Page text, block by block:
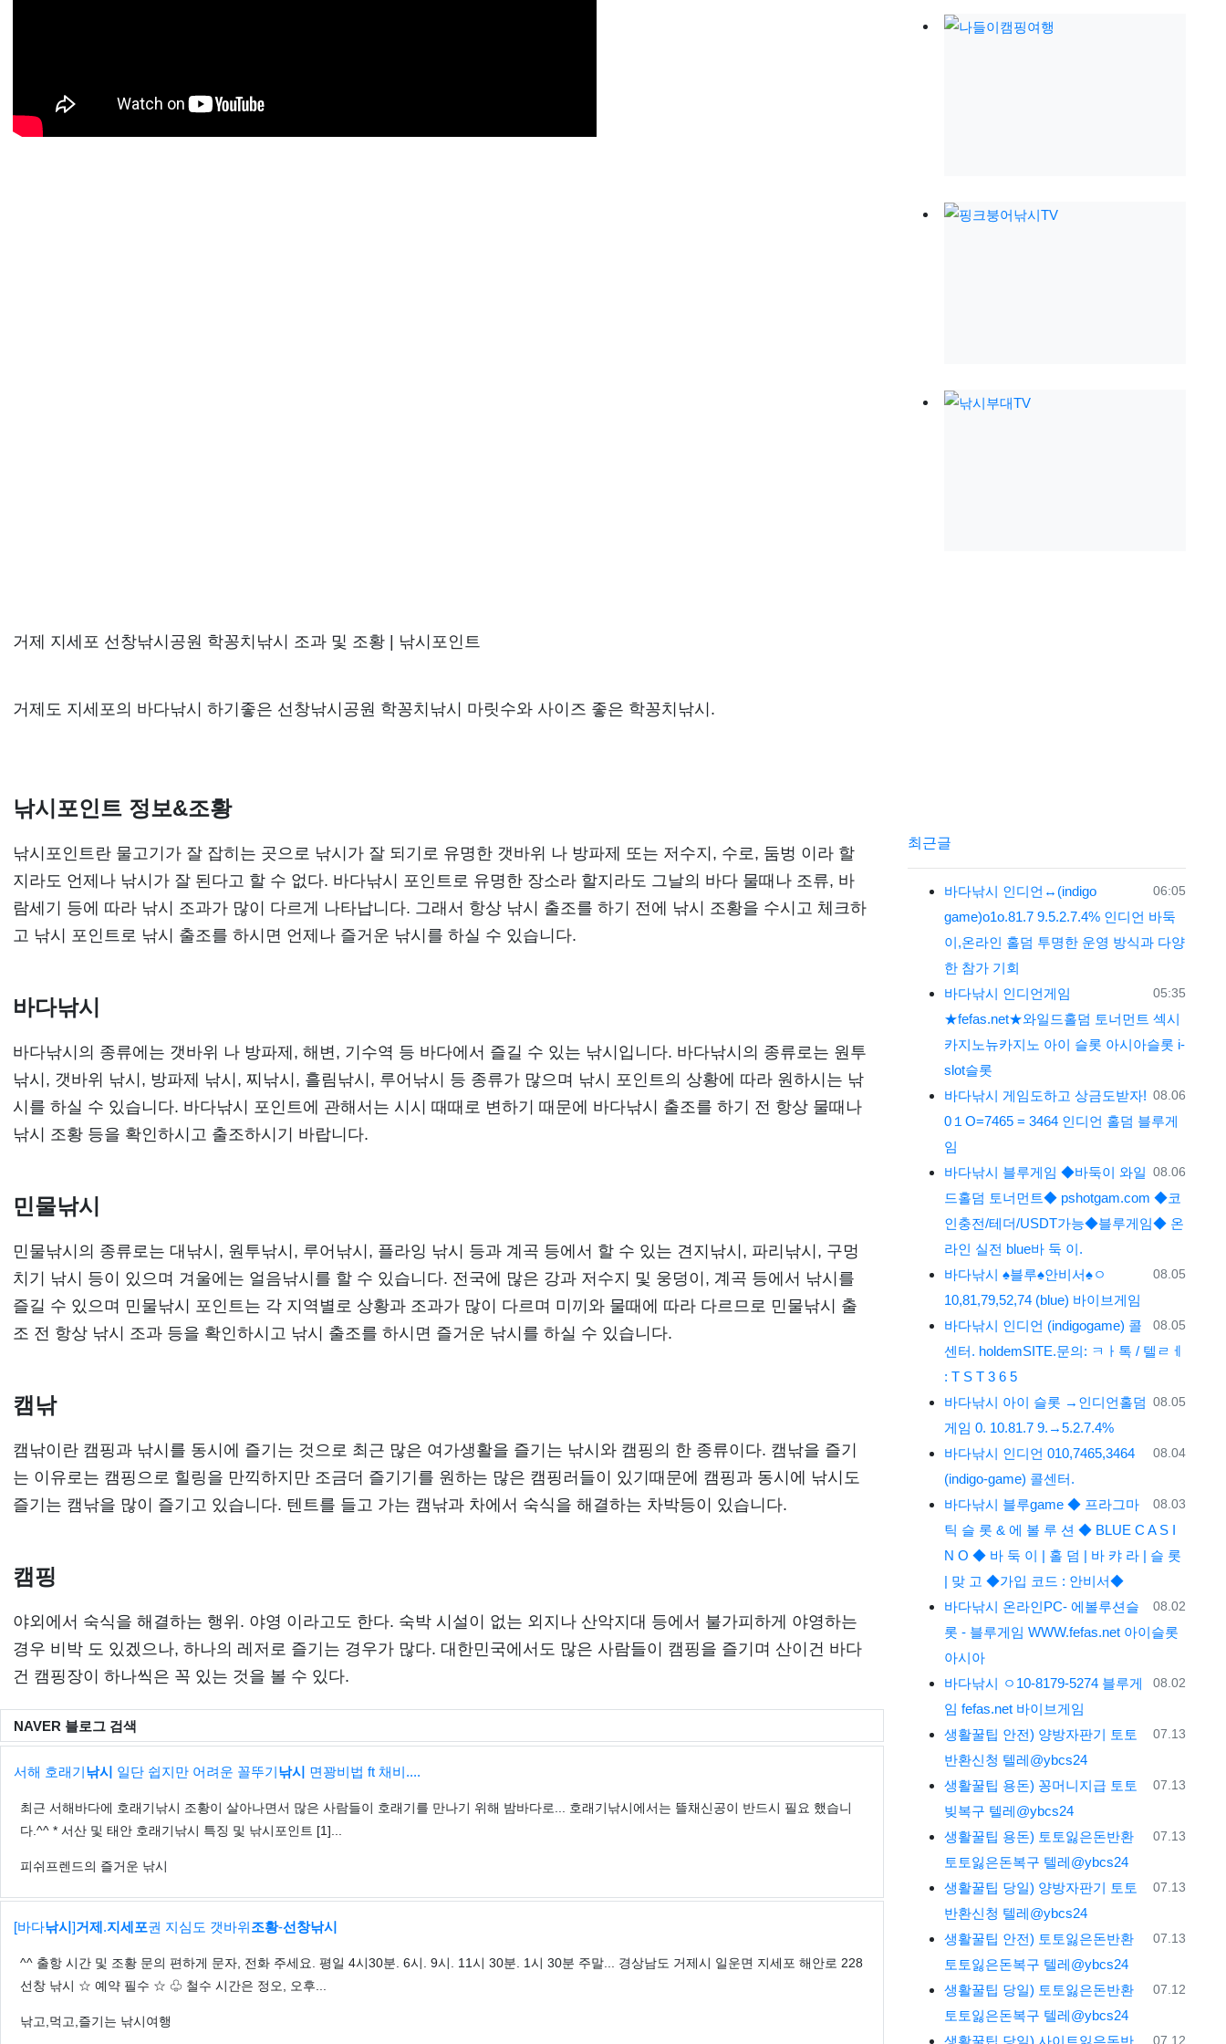
거제 지세포 선창낚시공원 학꽁치낚시 조과 및 조황 | 낚시포인트
거제도 지세포의 바다낚시 하기좋은 선창낚시공원 학꽁치낚시 마릿수와 사이즈 좋은 학꽁치낚시.
낚시포인트 정보&조황
낚시포인트란 물고기가 잘 잡히는 곳으로 낚시가 잘 되기로 유명한 갯바위 나 방파제 또는 저수지, 수로, 둠벙 이라 할
지라도 언제나 낚시가 잘 된다고 할 수 없다. 바다낚시 포인트로 유명한 장소라 할지라도 그날의 바다 물때나 조류, 바
람세기 등에 따라 낚시 조과가 많이 다르게 나타납니다. 그래서 항상 낚시 출조를 하기 전에 낚시 조황을 수시고 체크하
고 낚시 포인트로 낚시 출조를 하시면 언제나 즐거운 낚시를 하실 수 있습니다.
바다낚시
바다낚시의 종류에는 갯바위 나 방파제, 해변, 기수역 등 바다에서 즐길 수 있는 낚시입니다. 바다낚시의 종류로는 원투
낚시, 갯바위 낚시, 방파제 낚시, 찌낚시, 흘림낚시, 루어낚시 등 종류가 많으며 낚시 포인트의 상황에 따라 원하시는 낚
시를 하실 수 있습니다. 바다낚시 포인트에 관해서는 시시 때때로 변하기 때문에 바다낚시 출조를 하기 전 항상 물때나
낚시 조황 등을 확인하시고 출조하시기 바랍니다.
민물낚시
민물낚시의 종류로는 대낚시, 원투낚시, 루어낚시, 플라잉 낚시 등과 계곡 등에서 할 수 있는 견지낚시, 파리낚시, 구멍
치기 낚시 등이 있으며 겨울에는 얼음낚시를 할 수 있습니다. 전국에 많은 강과 저수지 및 웅덩이, 계곡 등에서 낚시를
즐길 수 있으며 민물낚시 포인트는 각 지역별로 상황과 조과가 많이 다르며 미끼와 물때에 따라 다르므로 민물낚시 출
조 전 항상 낚시 조과 등을 확인하시고 낚시 출조를 하시면 즐거운 낚시를 하실 수 있습니다.
캠낚
캠낚이란 캠핑과 낚시를 동시에 즐기는 것으로 최근 많은 여가생활을 즐기는 낚시와 캠핑의 한 종류이다. 캠낚을 즐기
는 이유로는 캠핑으로 힐링을 만끽하지만 조금더 즐기기를 원하는 많은 캠핑러들이 있기때문에 캠핑과 동시에 낚시도
즐기는 캠낚을 많이 즐기고 있습니다. 텐트를 들고 가는 캠낚과 차에서 숙식을 해결하는 차박등이 있습니다.
캠핑
야외에서 숙식을 해결하는 행위. 야영 이라고도 한다. 숙박 시설이 없는 외지나 산악지대 등에서 불가피하게 야영하는
경우 비박 도 있겠으나, 하나의 레저로 즐기는 경우가 많다. 대한민국에서도 많은 사람들이 캠핑을 즐기며 산이건 바다
건 캠핑장이 하나씩은 꼭 있는 것을 볼 수 있다.
NAVER 블로그 검색
서해 호래기낚시 일단 쉽지만 어려운 꼴뚜기낚시 면꽝비법 ft 채비....
최근 서해바다에 호래기낚시 조황이 살아나면서 많은 사람들이 호래기를 만나기 위해 밤바다로... 호래기낚시에서는 뜰채신공이 반드시 필요 했습니
다.^^ * 서산 및 태안 호래기낚시 특징 및 낚시포인트 [1]...
피쉬프렌드의 즐거운 낚시
[바다낚시]거제.지세포권 지심도 갯바위조황-선창낚시
^^ 출항 시간 및 조황 문의 편하게 문자, 전화 주세요. 평일 4시30분. 6시. 9시. 11시 30분. 1시 30분 주말... 경상남도 거제시 일운면 지세포 해안로 228
선창 낚시 ☆ 예약 필수 ☆ ♧ 철수 시간은 정오, 오후...
낚고,먹고,즐기는 낚시여행
최근글
등록일
06:05
바다낚시 인디언↔(indigo
game)o1o.81.7 9.5.2.7.4% 인디언 바둑
이,온라인 홀덤 투명한 운영 방식과 다양
한 참가 기회
등록일
05:35
바다낚시 인디언게임
★fefas.net★와일드홀덤 토너먼트 섹­시
카­지노뉴카­지노 아이 슬롯 아시아슬­롯 i-
slot슬­롯
등록일
08.06
바다낚시 게임도하고 상금도받자!
0１O=7465 = 3464 인디언 홀덤 블루게
임
등록일
08.06
바다낚시 블루게임 ◆바둑이 와일
드홀덤 토너먼트◆ pshotgam.com ◆코
인충전/테더/USDT가능◆블루게임◆ 온
라인 실전 blue바 둑 이.
등록일
08.05
바다낚시 ♠블루♠안비서♠ㅇ
10,81,79,52,74 (blue) 바이브게임
등록일
08.05
바다낚시 인디언 (indigogame) 콜
센터. holdemSITE.문의: ㅋㅏ톡 / 텔ㄹㅔ
: T S T 3 6 5
등록일
08.05
바다낚시 아이 슬롯 →인디언홀덤
게임 0. 10.81.7 9.→5.2.7.4%
등록일
08.04
바다낚시 인디언 010,7465,3464
(indigo-game) 콜센터.
등록일
08.03
바다낚시 블루game ◆ 프라그마
틱 슬 롯 & 에 볼 루 션 ◆ BLUE C A S I
N O ◆ 바 둑 이 | 홀 덤 | 바 캬 라 | 슬 롯
| 맞 고 ◆가입 코드 : 안비서◆
등록일
08.02
바다낚시 온라인PC- 에볼루션슬
롯 - 블루게임 WWW.fefas.net 아이슬롯
아시아
등록일
08.02
바다낚시 ㅇ10-8179-5274 블루게
임 fefas.net 바이브게임
등록일
07.13
생활꿀팁 안전) 양방자판기 토토
반환신청 텔레@ybcs24
등록일
07.13
생활꿀팁 용돈) 꽁머니지급 토토
빚복구 텔레@ybcs24
등록일
07.13
생활꿀팁 용돈) 토토잃은돈반환
토토잃은돈복구 텔레@ybcs24
등록일
07.13
생활꿀팁 당일) 양방자판기 토토
반환신청 텔레@ybcs24
등록일
07.13
생활꿀팁 안전) 토토잃은돈반환
토토잃은돈복구 텔레@ybcs24
등록일
07.12
생활꿀팁 당일) 토토잃은돈반환
토토잃은돈복구 텔레@ybcs24
등록일
07.12
생활꿀팁 당일) 사이트잃은돈반